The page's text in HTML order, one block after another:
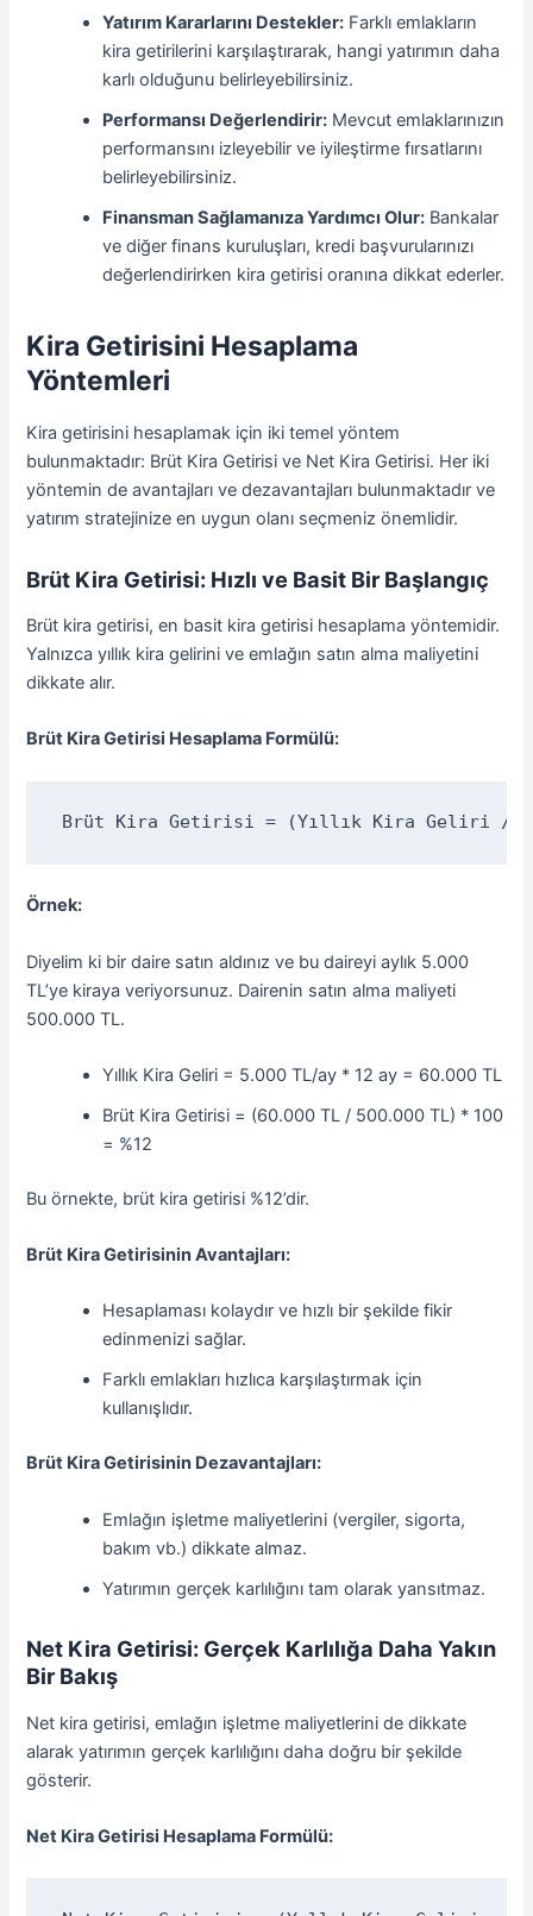
Yatırım Kararlarını Destekler: Farklı emlakların
kira getirilerini karşılaştırarak, hangi yatırımın daha
karlı olduğunu belirleyebilirsiniz.
Performansı Değerlendirir: Mevcut emlaklarınızın
performansını izleyebilir ve iyileştirme fırsatlarını
belirleyebilirsiniz.
Finansman Sağlamanıza Yardımcı Olur: Bankalar
ve diğer finans kuruluşları, kredi başvurularınızı
değerlendirirken kira getirisi oranına dikkat ederler.
Kira Getirisini Hesaplama
Yöntemleri
Kira getirisini hesaplamak için iki temel yöntem
bulunmaktadır: Brüt Kira Getirisi ve Net Kira Getirisi. Her iki
yöntemin de avantajları ve dezavantajları bulunmaktadır ve
yatırım stratejinize en uygun olanı seçmeniz önemlidir.
Brüt Kira Getirisi: Hızlı ve Basit Bir Başlangıç
Brüt kira getirisi, en basit kira getirisi hesaplama yöntemidir.
Yalnızca yıllık kira gelirini ve emlağın satın alma maliyetini
dikkate alır.
Brüt Kira Getirisi Hesaplama Formülü:
Brüt Kira Getirisi = (Yıllık Kira Geliri /
Örnek:
Diyelim ki bir daire satın aldınız ve bu daireyi aylık 5.000
TL’ye kiraya veriyorsunuz. Dairenin satın alma maliyeti
500.000 TL.
Yıllık Kira Geliri = 5.000 TL/ay * 12 ay = 60.000 TL
Brüt Kira Getirisi = (60.000 TL / 500.000 TL) * 100
= %12
Bu örnekte, brüt kira getirisi %12’dir.
Brüt Kira Getirisinin Avantajları:
Hesaplaması kolaydır ve hızlı bir şekilde fikir
edinmenizi sağlar.
Farklı emlakları hızlıca karşılaştırmak için
kullanışlıdır.
Brüt Kira Getirisinin Dezavantajları:
Emlağın işletme maliyetlerini (vergiler, sigorta,
bakım vb.) dikkate almaz.
Yatırımın gerçek karlılığını tam olarak yansıtmaz.
Net Kira Getirisi: Gerçek Karlılığa Daha Yakın
Bir Bakış
Net kira getirisi, emlağın işletme maliyetlerini de dikkate
alarak yatırımın gerçek karlılığını daha doğru bir şekilde
gösterir.
Net Kira Getirisi Hesaplama Formülü: